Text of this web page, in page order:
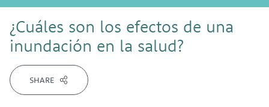
¿Cuáles son los efectos de una
inundación en la salud?
SHARE